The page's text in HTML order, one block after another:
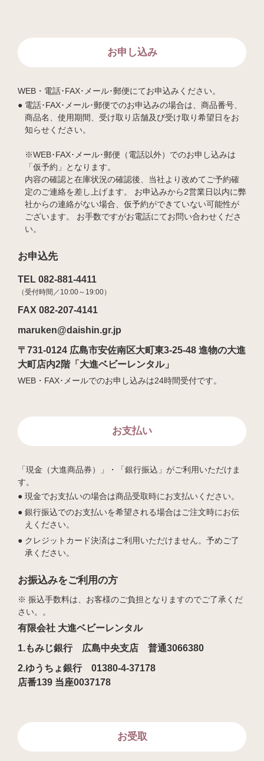
お申し込み
WEB・電話･FAX･メール･郵便にてお申込みください。
電話･FAX･メール･郵便でのお申込みの場合は、商品番号、
商品名、使用期間、受け取り店舗及び受け取り希望日をお
知らせください。
※WEB･FAX･メール･郵便（電話以外）でのお申し込みは
「仮予約」となります。
内容の確認と在庫状況の確認後、当社より改めてご予約確
定のご連絡を差し上げます。 お申込みから2営業日以内に弊
社からの連絡がない場合、仮予約ができていない可能性が
ございます。 お手数ですがお電話にてお問い合わせくださ
い。
お申込先
TEL 082-881-4411
（受付時間／10:00～19:00）
FAX 082-207-4141
maruken@daishin.gr.jp
〒731-0124 広島市安佐南区大町東3-25-48 進物の大進
大町店内2階「大進ベビーレンタル」
WEB・FAX･メールでのお申し込みは24時間受付です。
お支払い
「現金（大進商品券）」・「銀行振込」がご利用いただけま
す。
現金でお支払いの場合は商品受取時にお支払いください。
銀行振込でのお支払いを希望される場合はご注文時にお伝
えください。
クレジットカード決済はご利用いただけません。予めご了
承ください。
お振込みをご利用の方
※ 振込手数料は、お客様のご負担となりますのでご了承くだ
さい。。
有限会社 大進ベビーレンタル
1.もみじ銀行 広島中央支店 普通3066380
2.ゆうちょ銀行 01380-4-37178
店番139 当座0037178
お受取